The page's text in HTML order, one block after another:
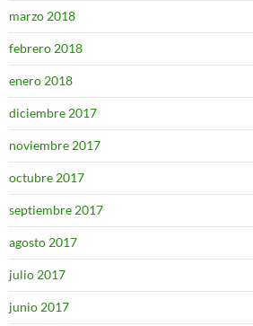
marzo 2018
febrero 2018
enero 2018
diciembre 2017
noviembre 2017
octubre 2017
septiembre 2017
agosto 2017
julio 2017
junio 2017